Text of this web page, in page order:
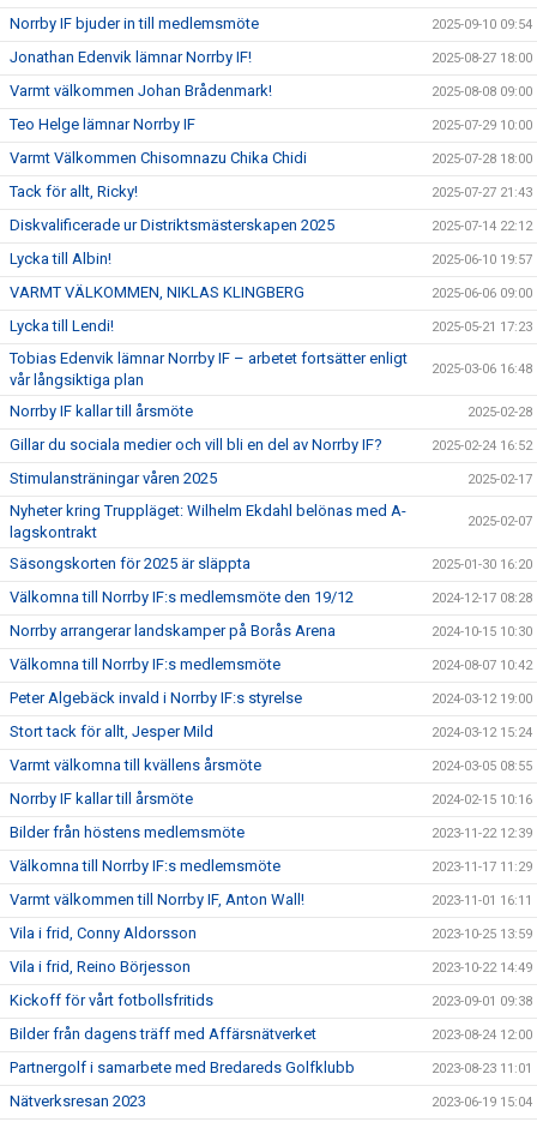
Norrby IF bjuder in till medlemsmöte 2025-09-10 09:54
Jonathan Edenvik lämnar Norrby IF! 2025-08-27 18:00
Varmt välkommen Johan Brådenmark! 2025-08-08 09:00
Teo Helge lämnar Norrby IF 2025-07-29 10:00
Varmt Välkommen Chisomnazu Chika Chidi 2025-07-28 18:00
Tack för allt, Ricky! 2025-07-27 21:43
Diskvalificerade ur Distriktsmästerskapen 2025 2025-07-14 22:12
Lycka till Albin! 2025-06-10 19:57
VARMT VÄLKOMMEN, NIKLAS KLINGBERG 2025-06-06 09:00
Lycka till Lendi! 2025-05-21 17:23
Tobias Edenvik lämnar Norrby IF – arbetet fortsätter enligt
vår långsiktiga plan
2025-03-06 16:48
Norrby IF kallar till årsmöte 2025-02-28
Gillar du sociala medier och vill bli en del av Norrby IF? 2025-02-24 16:52
Stimulansträningar våren 2025 2025-02-17
Nyheter kring Truppläget: Wilhelm Ekdahl belönas med A-
lagskontrakt
2025-02-07
Säsongskorten för 2025 är släppta 2025-01-30 16:20
Välkomna till Norrby IF:s medlemsmöte den 19/12 2024-12-17 08:28
Norrby arrangerar landskamper på Borås Arena 2024-10-15 10:30
Välkomna till Norrby IF:s medlemsmöte 2024-08-07 10:42
Peter Algebäck invald i Norrby IF:s styrelse 2024-03-12 19:00
Stort tack för allt, Jesper Mild 2024-03-12 15:24
Varmt välkomna till kvällens årsmöte 2024-03-05 08:55
Norrby IF kallar till årsmöte 2024-02-15 10:16
Bilder från höstens medlemsmöte 2023-11-22 12:39
Välkomna till Norrby IF:s medlemsmöte 2023-11-17 11:29
Varmt välkommen till Norrby IF, Anton Wall! 2023-11-01 16:11
Vila i frid, Conny Aldorsson 2023-10-25 13:59
Vila i frid, Reino Börjesson 2023-10-22 14:49
Kickoff för vårt fotbollsfritids 2023-09-01 09:38
Bilder från dagens träff med Affärsnätverket 2023-08-24 12:00
Partnergolf i samarbete med Bredareds Golfklubb 2023-08-23 11:01
Nätverksresan 2023 2023-06-19 15:04